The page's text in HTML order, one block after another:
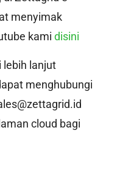
menyimak
kami disini
lebih lanjut
menghubungi
cloud bagi